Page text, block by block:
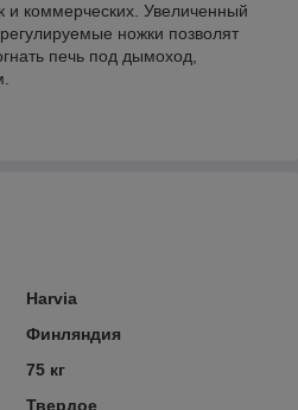
и коммерческих. Увеличенный
ножки позволят
печь под дымоход,
Harvia
Финляндия
75 кг
Твердое